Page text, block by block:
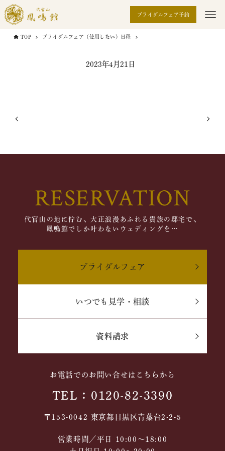
ブライダルフェア予約
TOP ブライダルフェア（使用しない）日程
2023年4月21日
RESERVATION
代官山の地に佇む、大正浪漫あふれる貴族の邸宅で、
鳳鳴館でしか叶わないウェディングを…
ブライダルフェア
いつでも見学・相談
資料請求
お電話でのお問い合せはこちらから
TEL：0120-82-3390
〒153-0042 東京都目黒区青葉台2-2-5
営業時間／平日 10:00～18:00